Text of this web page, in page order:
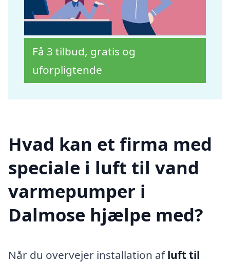
Få 3 tilbud, gratis og
uforpligtende
Hvad kan et firma med
speciale i luft til vand
varmepumper i
Dalmose hjælpe med?
Når du overvejer installation afluft til